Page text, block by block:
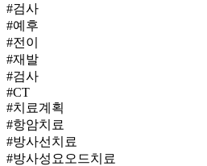
#검사
#예후
#전이
#재발
#검사
#CT
#치료계획
#항암치료
#방사선치료
#방사성요오드치료